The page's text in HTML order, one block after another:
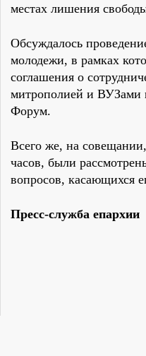
местах лишения
Обсуждалось
молодежи, в рамках
соглашения о
митрополией и ВУЗами
Форум.
Всего же, на
часов, были
вопросов, касающихся
Пресс-служба епархии